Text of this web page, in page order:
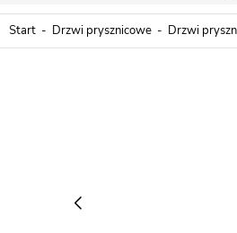
Start Drzwi prysznicowe Drzwi